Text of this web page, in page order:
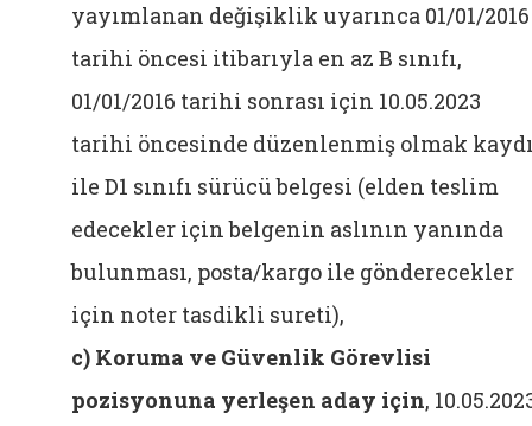
yayımlanan değişiklik uyarınca 01/01/2016
tarihi öncesi itibarıyla en az B sınıfı,
01/01/2016 tarihi sonrası için 10.05.2023
tarihi öncesinde düzenlenmiş olmak
ile D1 sınıfı sürücü belgesi (elden teslim
edecekler için belgenin aslının yanında
bulunması, posta/kargo ile gönderecekler
için noter tasdikli sureti),
c) Koruma ve Güvenlik Görevlisi
pozisyonuna yerleşen aday için,